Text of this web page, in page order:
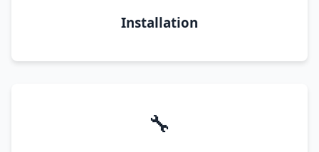
Installation
🔧